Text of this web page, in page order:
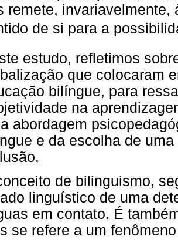
remete,
de si para a
estudo, refletimos
que colocaram
bilíngue, para
na
abordagem
e da escolha de
de bilinguismo,
linguístico de uma
em contato. É
se refere a um